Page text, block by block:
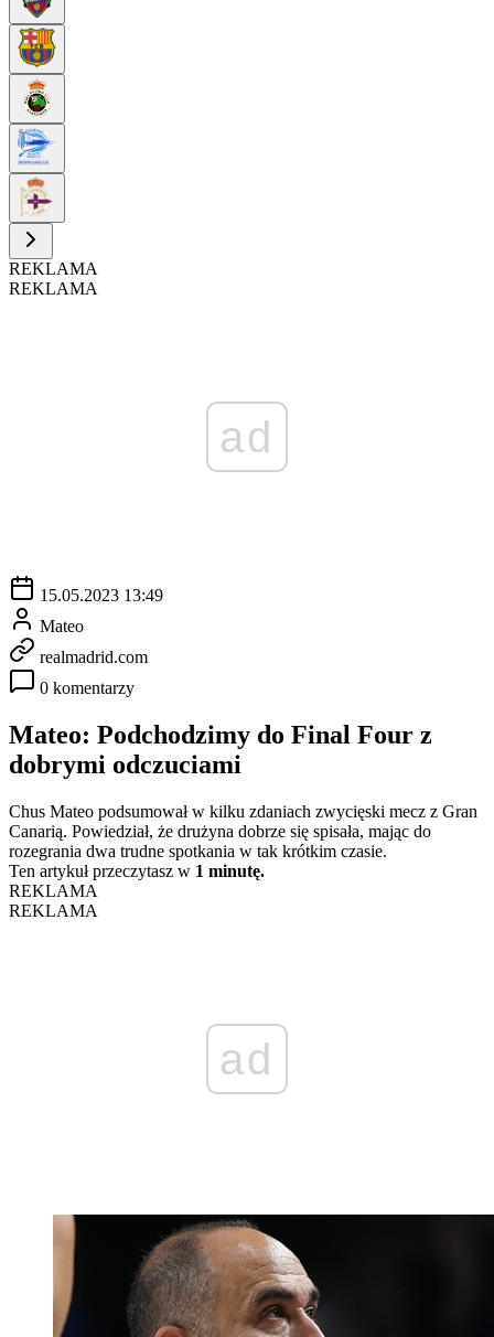
REKLAMA
REKLAMA
ad
15.05.2023 13:49
Mateo
realmadrid.com
0 komentarzy
Mateo: Podchodzimy do Final Four z
dobrymi odczuciami
Chus Mateo podsumował w kilku zdaniach zwycięski mecz z Gran
Canarią. Powiedział, że drużyna dobrze się spisała, mając do
rozegrania dwa trudne spotkania w tak krótkim czasie.
Ten artykuł przeczytasz w 1 minutę.
REKLAMA
REKLAMA
ad